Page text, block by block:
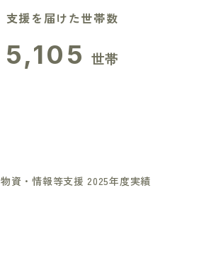
支援を届けた世帯数
5,105 世帯
物資・情報等支援 2025年度実績